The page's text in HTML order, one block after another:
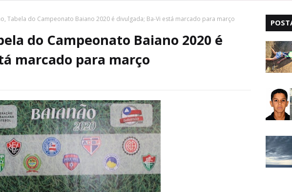
Tabela do Campeonato Baiano 2020 é divulgada; Ba-Vi está marcado para março
do Campeonato Baiano 2020 é
marcado para março